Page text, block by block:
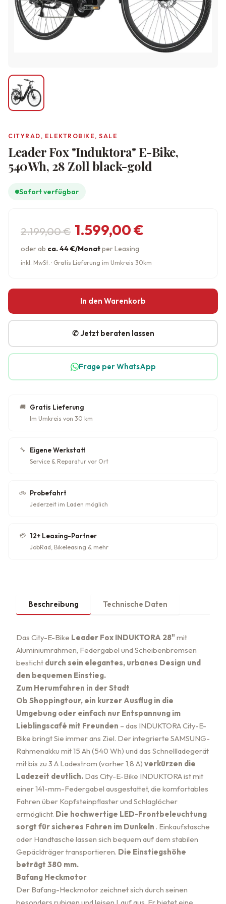
CITYRAD, ELEKTROBIKE, SALE
Leader Fox "Induktora" E-Bike,
540Wh, 28 Zoll black-gold
Sofort verfügbar
2.199,00€
Ursprünglicher Preis war:
1.599,00€
Aktueller Preis ist: 1.599,00 €.
oder ab ca. 44 €/Monatper Leasing
inkl. MwSt. · Gratis Lieferung im Umkreis 30km
In den Warenkorb
✆ Jetzt beraten lassen
Frage per WhatsApp
🚚 Gratis Lieferung
Im Umkreis von 30 km
🔧 Eigene Werkstatt
Service & Reparatur vor Ort
🚲 Probefahrt
Jederzeit im Laden möglich
💳 12+ Leasing-Partner
JobRad, Bikeleasing & mehr
Beschreibung Technische Daten
Das City-E-Bike Leader Fox INDUKTORA 28" mit
Aluminiumrahmen, Federgabel und Scheibenbremsen
besticht durch sein elegantes, urbanes Design und
den bequemen Einstieg.
Zum Herumfahren in der Stadt
Ob Shoppingtour, ein kurzer Ausflug in die
Umgebung oder einfach nur Entspannung im
Lieblingscafé mit Freunden – das INDUKTORA City-E-
Bike bringt Sie immer ans Ziel. Der integrierte SAMSUNG-
Rahmenakku mit 15 Ah (540 Wh) und das Schnellladegerät
mit bis zu 3 A Ladestrom (vorher 1,8 A) verkürzen die
Ladezeit deutlich. Das City-E-Bike INDUKTORA ist mit
einer 141-mm-Federgabel ausgestattet, die komfortables
Fahren über Kopfsteinpflaster und Schlaglöcher
ermöglicht. Die hochwertige LED-Frontbeleuchtung
sorgt für sicheres Fahren im Dunkeln . Einkaufstasche
oder Handtasche lassen sich bequem auf dem stabilen
Gepäckträger transportieren. Die Einstiegshöhe
beträgt 380 mm.
Bafang Heckmotor
Der Bafang-Heckmotor zeichnet sich durch seinen